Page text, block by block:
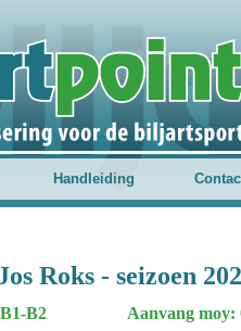
Handleiding
Roks - seizoen
B2 Aanvang moy: